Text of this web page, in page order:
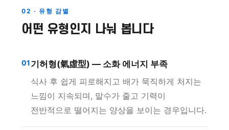
02 · 유형 감별
어떤 유형인지 나눠 봅니다
01기허형(氣虛型) — 소화 에너지 부족
식사 후 쉽게 피로해지고 배가 묵직하게 처지는
느낌이 지속되며, 말수가 줄고 기력이
전반적으로 떨어지는 양상을 보이는 경우입니다.